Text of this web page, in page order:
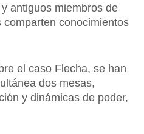
antiguos miembros de
conocimientos
el caso Flecha, se han
dos mesas,
y dinámicas de poder,